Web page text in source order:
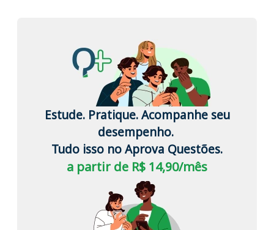
Estude. Pratique. Acompanhe seu
desempenho.
Tudo isso no Aprova Questões.
a partir de R$ 14,90/mês